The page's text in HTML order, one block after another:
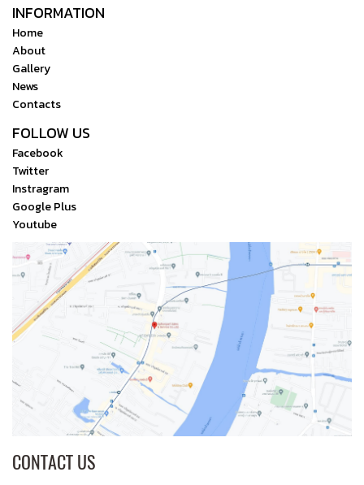
INFORMATION
Home
About
Gallery
News
Contacts
FOLLOW US
Facebook
Twitter
Instragram
Google Plus
Youtube
CONTACT US